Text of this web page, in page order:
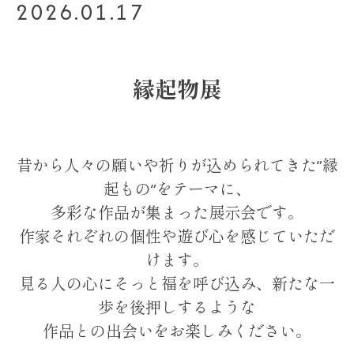
2026.01.17
縁起物展
昔から人々の願いや祈りが込められてきた”縁
起もの”をテーマに、
多彩な作品が集まった展示会です。
作家それぞれの個性や遊び心を感じていただ
けます。
見る人の心にそっと福を呼び込み、新たな一
歩を後押しするような
作品との出会いをお楽しみください。